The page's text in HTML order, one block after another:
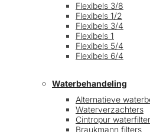
Flexibels 3/8
Flexibels 1/2
Flexibels 3/4
Flexibels 1
Flexibels 5/4
Flexibels 6/4
Waterbehandeling
Alternatieve
Waterverzachters
Cintropur
Braukmann filters